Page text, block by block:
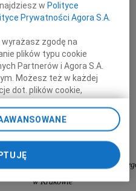
z powodu tragicznej śmierci
Córki Marysi
Michała
Terenowego Agencji Mienia
w Krakowie
w Polityce
Prywatności Agora S.A.
zgodę na
plików typu cookie
Partnerów i Agora S.A.
Możesz też w każdej
dot. plików cookie,
danych poprzez
w stopce serwisu i
zaawansowane”.
możliwa jest także za
S.A. możemy